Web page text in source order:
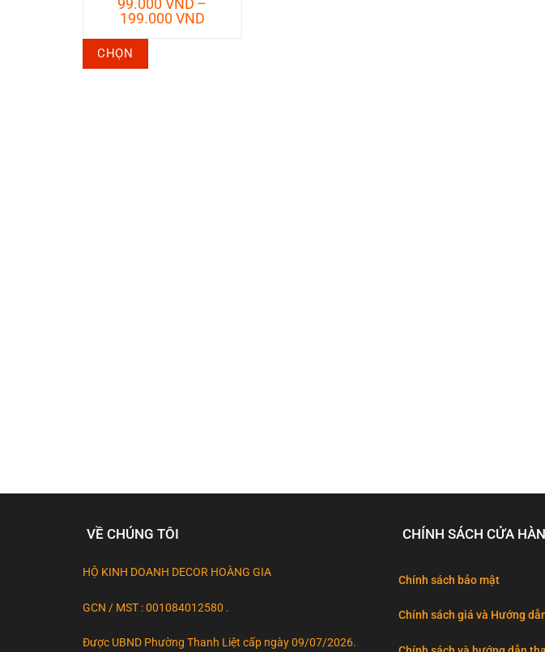
99.000VND –
199.000VNDKhoảng
CHỌN
VỀ CHÚNG TÔI
HỘ KINH DOANH DECOR HOÀNG GIA
GCN / MST : 001084012580 .
Được UBND Phường Thanh Liệt cấp ngày 09/07/2026.
CHÍNH SÁCH CỬA
Chính sách bảo mật
Chính sách giá và Hướng